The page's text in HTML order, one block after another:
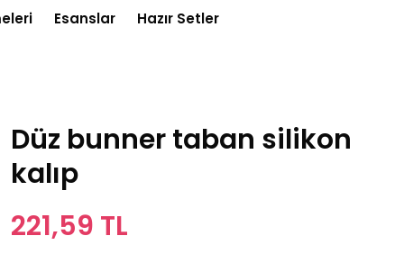
Esanslar Hazır Setler
Düz bunner taban silikon
kalıp
221,59 TL